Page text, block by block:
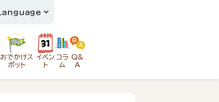
おでかけス
ポット
イベン
ト
コラ
ム
Q&
A